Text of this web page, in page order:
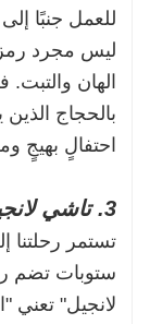
للعمل جنبًا
ليس مجرد رمز
الهان
بالحجاج
احتفالٍ بهيجٍ
3. تاشي لانجيل: مثوى البانشن لاما الأخير
تستمر
ستوبات تضم
لانجيل" تعني